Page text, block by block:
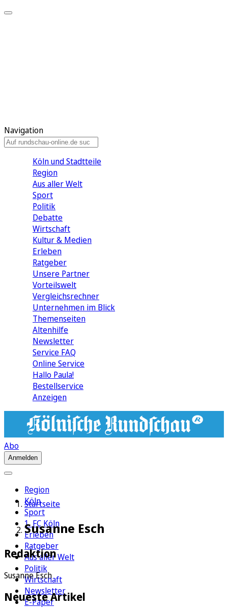
Navigation
Köln und Stadtteile
Region
Aus aller Welt
Sport
Politik
Debatte
Wirtschaft
Kultur & Medien
Erleben
Ratgeber
Unsere Partner
Vorteilswelt
Vergleichsrechner
Unternehmen im Blick
Themenseiten
Altenhilfe
Newsletter
Service FAQ
Online Service
Hallo Paula!
Bestellservice
Anzeigen
Abo
Anmelden
Region
Köln
Sport
1. FC Köln
Erleben
Ratgeber
Aus aller Welt
Politik
Wirtschaft
Newsletter
E-Paper
Startseite
Susanne Esch
Redaktion
Susanne Esch
Neueste Artikel